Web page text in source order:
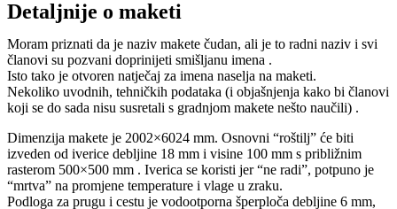
Detaljnije o maketi
Moram priznati da je naziv makete čudan, ali je to radni naziv i svi
članovi su pozvani doprinijeti smišljanu imena .
Isto tako je otvoren natječaj za imena naselja na maketi.
Nekoliko uvodnih, tehničkih podataka (i objašnjenja kako bi članovi
koji se do sada nisu susretali s gradnjom makete nešto naučili) .
Dimenzija makete je 2002×6024 mm. Osnovni “roštilj” će biti
izveden od iverice debljine 18 mm i visine 100 mm s približnim
rasterom 500×500 mm . Iverica se koristi jer “ne radi”, potpuno je
“mrtva” na promjene temperature i vlage u zraku.
Podloga za prugu i cestu je vodootporna šperploča debljine 6 mm,